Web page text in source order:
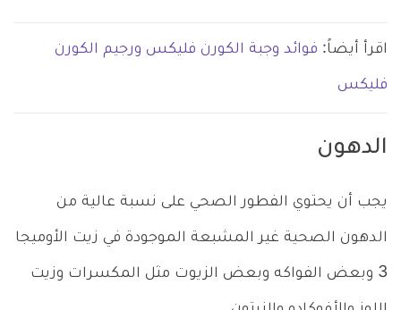
اقرأ أيضاً: فوائد وجبة الكورن فليكس ورجيم الكورن
فليكس
الدهون
يجب أن يحتوي الفطور الصحي على نسبة عالية من
الدهون الصحية غير المشبعة الموجودة في زيت الأوميجا
3 وبعض الفواكه وبعض الزيوت مثل المكسرات وزيت